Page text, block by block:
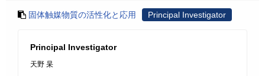
固体触媒物質の活性化と応用 Principal Investigator
Principal Investigator
天野 杲